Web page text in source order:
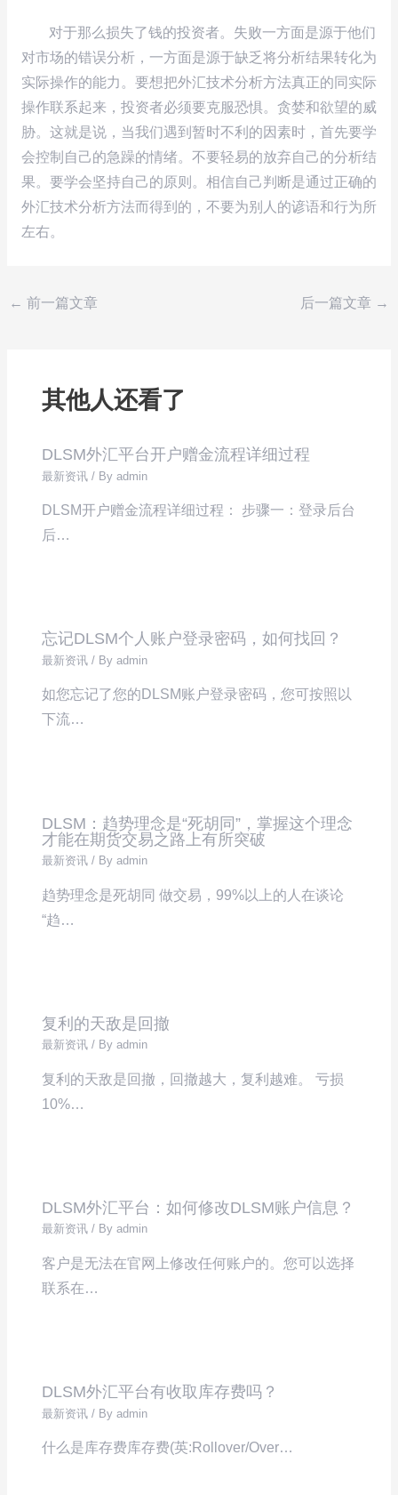
对于那么损失了钱的投资者。失败一方面是源于他们
对市场的错误分析，一方面是源于缺乏将分析结果转化为
实际操作的能力。要想把外汇技术分析方法真正的同实际
操作联系起来，投资者必须要克服恐惧。贪婪和欲望的威
胁。这就是说，当我们遇到暂时不利的因素时，首先要学
会控制自己的急躁的情绪。不要轻易的放弃自己的分析结
果。要学会坚持自己的原则。相信自己判断是通过正确的
外汇技术分析方法而得到的，不要为别人的谚语和行为所
左右。
← 前一篇文章 后一篇文章 →
其他人还看了
DLSM外汇平台开户赠金流程详细过程
最新资讯 / Byadmin
DLSM开户赠金流程详细过程： 步骤一：登录后台
后…
忘记DLSM个人账户登录密码，如何找回？
最新资讯 / Byadmin
如您忘记了您的DLSM账户登录密码，您可按照以
下流…
DLSM：趋势理念是“死胡同”，掌握这个理念
才能在期货交易之路上有所突破
最新资讯 / Byadmin
趋势理念是死胡同 做交易，99%以上的人在谈论
“趋…
复利的天敌是回撤
最新资讯 / Byadmin
复利的天敌是回撤，回撤越大，复利越难。 亏损
10%…
DLSM外汇平台：如何修改DLSM账户信息？
最新资讯 / Byadmin
客户是无法在官网上修改任何账户的。您可以选择
联系在…
DLSM外汇平台有收取库存费吗？
最新资讯 / Byadmin
什么是库存费库存费(英:Rollover/Over…